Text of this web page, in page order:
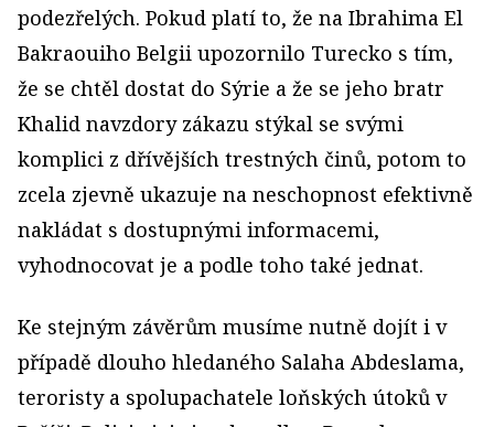
podezřelých. Pokud platí to, že na Ibrahima El
Bakraouiho Belgii upozornilo Turecko s tím,
že se chtěl dostat do Sýrie a že se jeho bratr
Khalid navzdory zákazu stýkal se svými
komplici z dřívějších trestných činů, potom to
zcela zjevně ukazuje na neschopnost efektivně
nakládat s dostupnými informacemi,
vyhodnocovat je a podle toho také jednat.
Ke stejným závěrům musíme nutně dojít i v
případě dlouho hledaného Salaha Abdeslama,
teroristy a spolupachatele loňských útoků v